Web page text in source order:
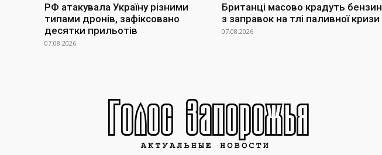
РФ атакувала Україну різними
типами дронів, зафіксовано
десятки прильотів
07.08.2026
Британці масово крадуть бензин
з заправок на тлі паливної кризи
07.08.2026